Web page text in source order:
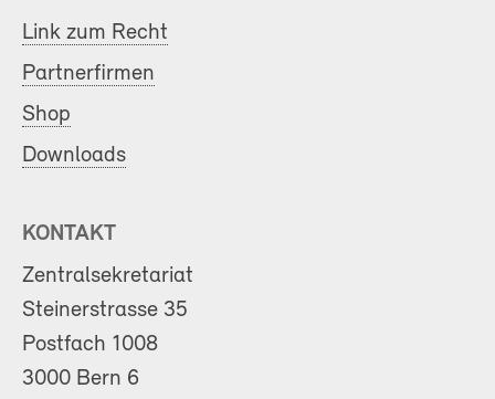
Link zum Recht
Partnerfirmen
Shop
Downloads
KONTAKT
Zentralsekretariat
Steinerstrasse 35
Postfach 1008
3000 Bern 6